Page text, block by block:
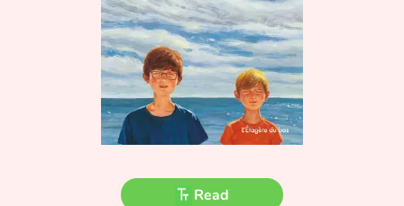
Tales and classics in french
Fable, myth, literature and poetry
Princesses and princes, kings, queens and dragons
Ogres, monsters and witchesRead